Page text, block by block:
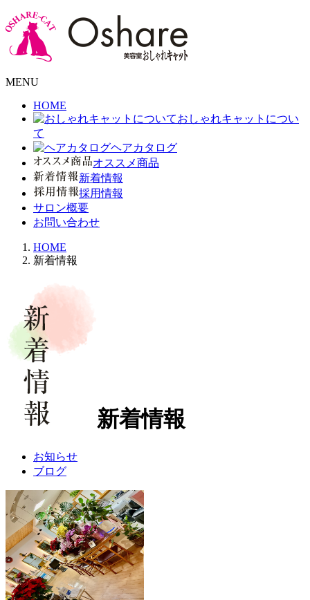
MENU
HOME
おしゃれキャットについ
て
ヘアカタログ
オススメ商品
新着情報
採用情報
サロン概要
お問い合わせ
HOME
新着情報
新着情報
お知らせ
ブログ